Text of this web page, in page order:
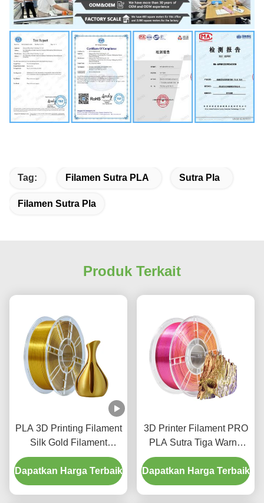
Tag: Filamen Sutra PLA Sutra Pla
Filamen Sutra Pla
Produk Terkait
PLA 3D Printing Filament
Silk Gold Filament
1.75mm 1kg PLA 3D
Printing Material
Dapatkan Harga Terbaik
3D Printer Filament PRO
PLA Sutra Tiga Warna
Merah Emas Ungu
1.75mm Filament
Dapatkan Harga Terbaik